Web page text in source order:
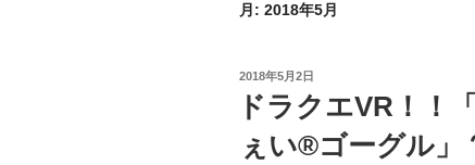
月: 2018年5月
投
稿
日:
2018年5月2日
ドラクエVR！！
ぇい®ゴーグル」